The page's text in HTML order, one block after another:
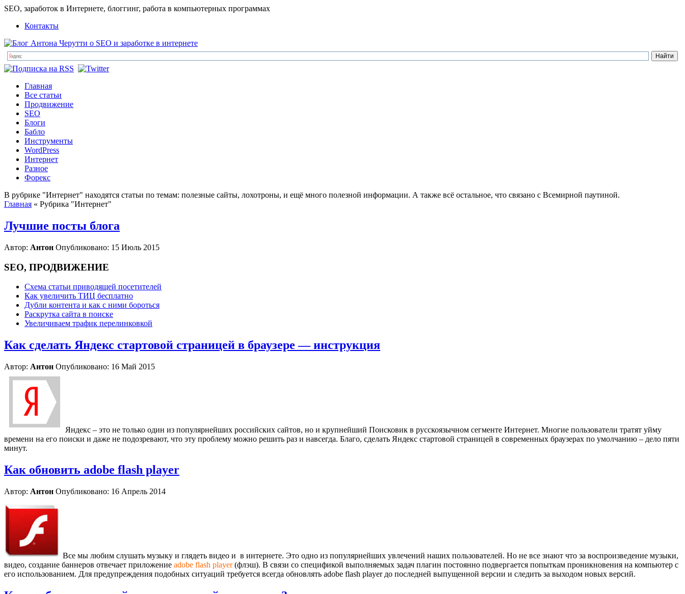
SEO, заработок в Интернете, блоггинг, работа в компьютерных программах
Контакты
Главная
Все статьи
Продвижение
SEO
Блоги
Бабло
Инструменты
WordPress
Интернет
Разное
Форекс
В рубрике "Интернет" находятся статьи по темам: полезные сайты, лохотроны, и ещё много полезной информации. А также всё остальное, что связано с Всемирной паутиной.
Главная « Рубрика "Интернет"
Лучшие посты блога
Автор: Антон Опубликовано: 15 Июль 2015
SEO, ПРОДВИЖЕНИЕ
Схема статьи приводящей посетителей
Как увеличить ТИЦ бесплатно
Дубли контента и как с ними бороться
Раскрутка сайта в поиске
Увеличиваем трафик перелинковкой
Как сделать Яндекс стартовой страницей в браузере — инструкция
Автор: Антон Опубликовано: 16 Май 2015
Яндекс – это не только один из популярнейших российских сайтов, но и крупнейший Поисковик в русскоязычном сегменте Интернет. Многие пользователи тратят уйму
времени на его поиски и даже не подозревают, что эту проблему можно решить раз и навсегда. Благо, сделать Яндекс стартовой страницей в современных браузерах по умолчанию – дело пяти
минут.
Как обновить adobe flash player
Автор: Антон Опубликовано: 16 Апрель 2014
Все мы любим слушать музыку и глядеть видео и в интернете. Это одно из популярнейших увлечений наших пользователей. Но не все знают что за воспроизведение музыки,
видео, создание баннеров отвечает приложение adobe flash player(флэш). В связи со спецификой выполняемых задач плагин постоянно подвергается попыткам проникновения на компьютер с
его использованием. Для предупреждения подобных ситуаций требуется всегда обновлять adobe flash player до последней выпущенной версии и следить за выходом новых версий.